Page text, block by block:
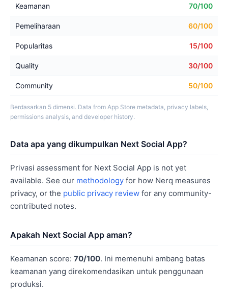
Keamanan 70/100
Pemeliharaan 60/100
Popularitas 15/100
Quality 30/100
Community 50/100
Berdasarkan 5 dimensi. Data from App Store metadata, privacy labels,
permissions analysis, and developer history.
Data apa yang dikumpulkan Next Social App?
Privasi assessment for Next Social App is not yet
available. See our methodology for how Nerq measures
privacy, or the public privacy review for any community-
contributed notes.
Apakah Next Social App aman?
Keamanan score: 70/100. Ini memenuhi ambang batas
keamanan yang direkomendasikan untuk penggunaan
produksi.